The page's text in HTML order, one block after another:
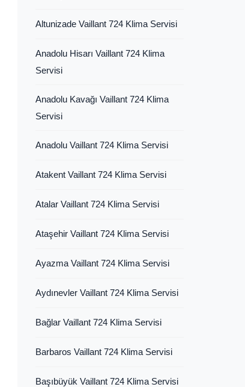
Altunizade Vaillant 724 Klima Servisi
Anadolu Hisarı Vaillant 724 Klima
Servisi
Anadolu Kavağı Vaillant 724 Klima
Servisi
Anadolu Vaillant 724 Klima Servisi
Atakent Vaillant 724 Klima Servisi
Atalar Vaillant 724 Klima Servisi
Ataşehir Vaillant 724 Klima Servisi
Ayazma Vaillant 724 Klima Servisi
Aydınevler Vaillant 724 Klima Servisi
Bağlar Vaillant 724 Klima Servisi
Barbaros Vaillant 724 Klima Servisi
Başıbüyük Vaillant 724 Klima Servisi